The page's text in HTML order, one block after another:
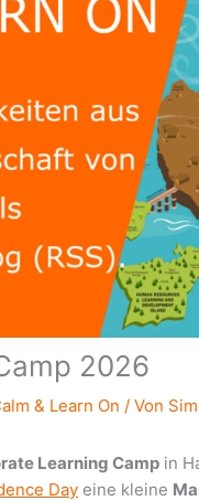
2026
& Learn On / Von
Learning Camp in
Day eine kleine